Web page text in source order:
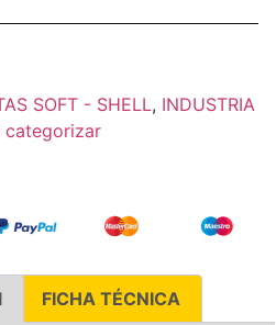
SOFT - SHELL, INDUSTRIA
categorizar
FICHA TÉCNICA